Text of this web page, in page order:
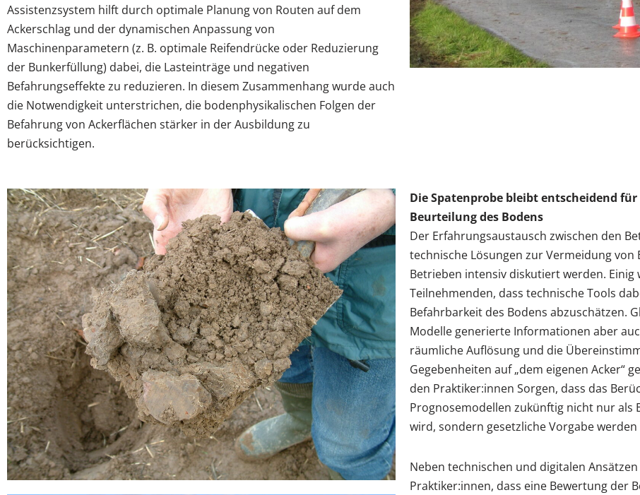
Assistenzsystem hilft durch optimale Planung von Routen auf dem
Ackerschlag und der dynamischen Anpassung von
Maschinenparametern (z. B. optimale Reifendrücke oder Reduzierung
der Bunkerfüllung) dabei, die Lasteinträge und negativen
Befahrungseffekte zu reduzieren. In diesem Zusammenhang wurde auch
die Notwendigkeit unterstrichen, die bodenphysikalischen Folgen der
Befahrung von Ackerflächen stärker in der Ausbildung zu
berücksichtigen.
Die Spatenprobe bleibt entscheidend
Beurteilung des Bodens
Der Erfahrungsaustausch zwischen den
technische Lösungen zur Vermeidung
Betrieben intensiv diskutiert werden. Einig
Teilnehmenden, dass technische Tools
Befahrbarkeit des Bodens abzuschätzen.
Modelle generierte Informationen aber
räumliche Auflösung und die
Gegebenheiten auf „dem eigenen Acker“
den Praktiker:innen Sorgen, dass das
Prognosemodellen zukünftig nicht nur als
wird, sondern gesetzliche Vorgabe
Neben technischen und digitalen
Praktiker:innen, dass eine Bewertung der